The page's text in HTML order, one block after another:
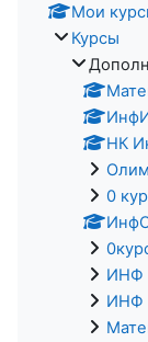
Мои
Курсы
НК
0
ИНФ
ИНФ